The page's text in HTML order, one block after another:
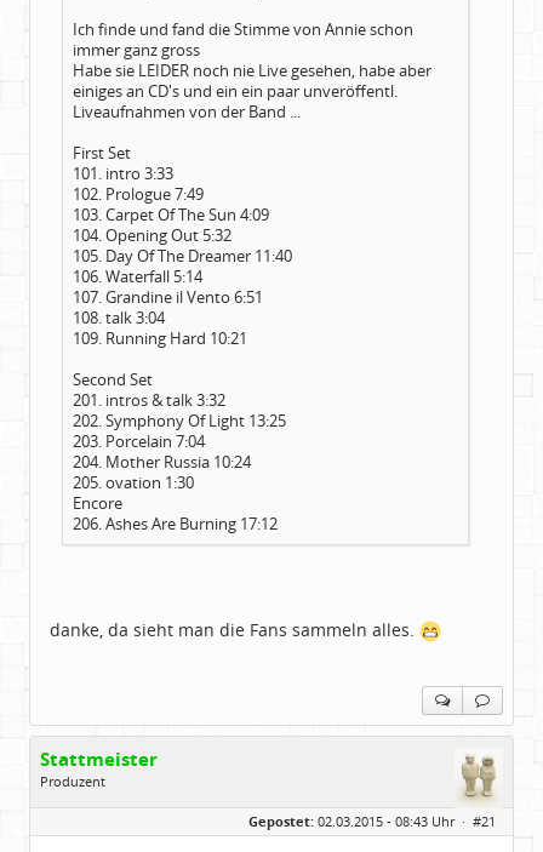
Ich finde und fand die Stimme von Annie schon
immer ganz gross
Habe sie LEIDER noch nie Live gesehen, habe aber
einiges an CD's und ein ein paar unveröffentl.
Liveaufnahmen von der Band ...
First Set
101. intro 3:33
102. Prologue 7:49
103. Carpet Of The Sun 4:09
104. Opening Out 5:32
105. Day Of The Dreamer 11:40
106. Waterfall 5:14
107. Grandine il Vento 6:51
108. talk 3:04
109. Running Hard 10:21
Second Set
201. intros & talk 3:32
202. Symphony Of Light 13:25
203. Porcelain 7:04
204. Mother Russia 10:24
205. ovation 1:30
Encore
206. Ashes Are Burning 17:12
danke, da sieht man die Fans sammeln alles.
Stattmeister
Produzent
Geschlecht:
Beiträge:
14322
Gepostet: 02.03.2015 - 08:43 Uhr · #21